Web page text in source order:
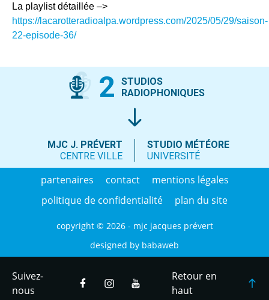
La playlist détaillée –>
https://lacarotteradioalpa.wordpress.com/2025/05/29/saison-
22-episode-36/
2
STUDIOS
RADIOPHONIQUES
MJC J. PRÉVERT
CENTRE VILLE
STUDIO MÉTÉORE
UNIVERSITÉ
partenaires contact
mentions légales
politique de confidentialité
plan du site
copyright © 2026 - mjc jacques prévert
designed by babaweb
Suivez-
nous
Retour en
haut